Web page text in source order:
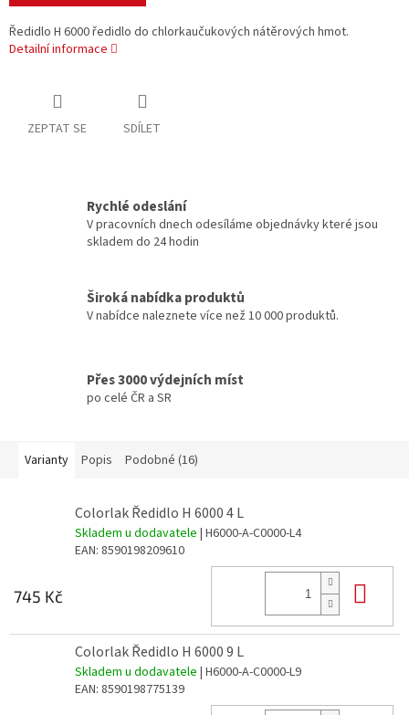
Ředidlo H 6000 ředidlo do chlorkaučukových nátěrových hmot.
Detailní informace
ZEPTAT SE SDÍLET
Rychlé odeslání
V pracovních dnech odesíláme objednávky které jsou
skladem do 24 hodin
Široká nabídka produktů
V nabídce naleznete více než 10 000 produktů.
Přes 3000 výdejních míst
po celé ČR a SR
Varianty Popis Podobné (16)
Colorlak Ředidlo H 6000 4 L
Skladem u dodavatele | H6000-A-C0000-L4
EAN: 8590198209610
745 Kč
Colorlak Ředidlo H 6000 9 L
Skladem u dodavatele | H6000-A-C0000-L9
EAN: 8590198775139